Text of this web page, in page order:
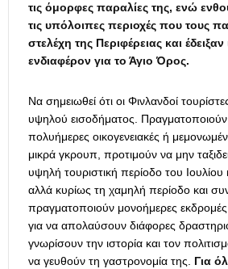
τις όμορφες παραλίες της, ενώ
τις υπόλοιπες περιοχές που τους
στελέχη της Περιφέρειας και έδειξαν
ενδιαφέρον για το Άγιο Όρος.
Να σημειωθεί ότι οι Φινλανδοί
υψηλού εισοδήματος.
πολυήμερες οικογενειακές ή
μικρά γκρουπ, προτιμούν να μην
υψηλή τουριστική περίοδο του
αλλά κυρίως τη χαμηλή περίοδο και
πραγματοποιούν μονοήμερες
για να απολαύσουν διάφορες
γνωρίσουν την ιστορία και τον
να γευθούν τη γαστρονομία της. Για